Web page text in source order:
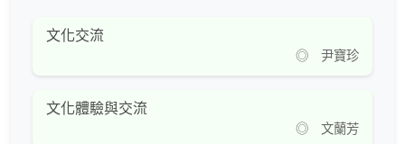
文化交流
◎ 尹寶珍
文化體驗與交流
◎ 文蘭芳